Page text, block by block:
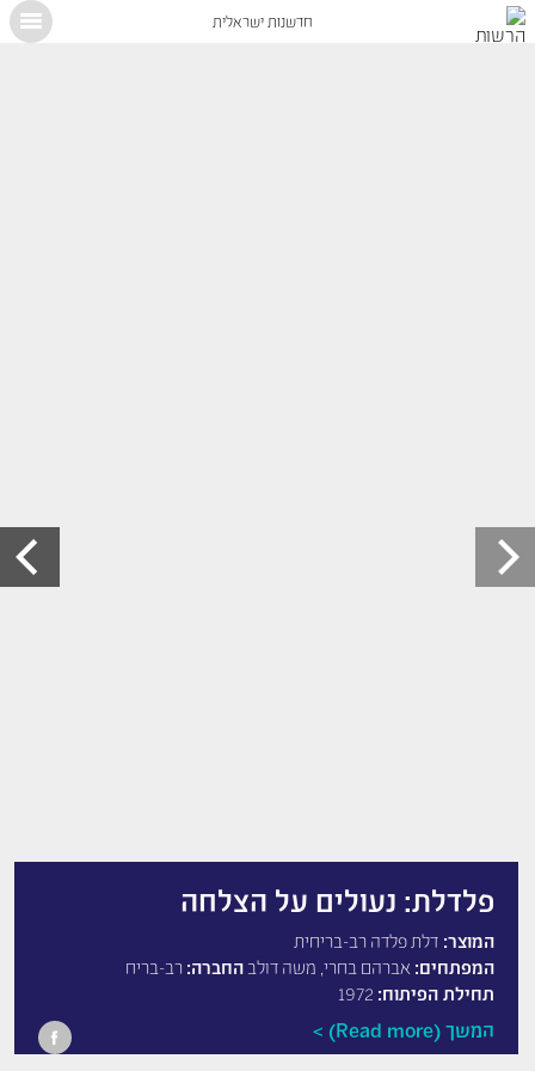
חדשנות ישראלית
פלדלת: נעולים על הצלחה
המוצר: דלת פלדה רב-בריחית
המפתחים: אברהם בחרי, משה דולב החברה: רב-בריח
תחילת הפיתוח:
המשך (Read more)
X